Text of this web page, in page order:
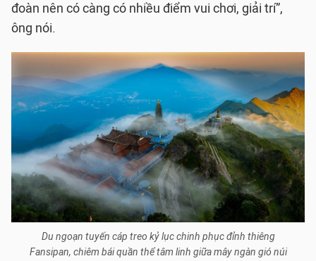
đoàn nên có càng có nhiều điểm vui chơi, giải trí”,
ông nói.
Du ngoạn tuyến cáp treo kỷ lục chinh phục đỉnh thiêng
Fansipan, chiêm bái quần thể tâm linh giữa mây ngàn gió núi